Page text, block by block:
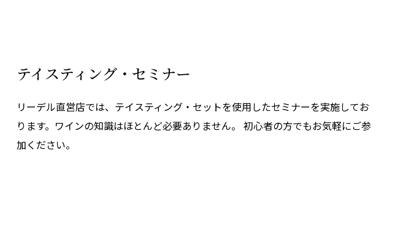
テイスティング・セミナー
リーデル直営店では、テイスティング・セットを使用したセミナーを実施してお
ります。ワインの知識はほとんど必要ありません。 初心者の方でもお気軽にご参
加ください。